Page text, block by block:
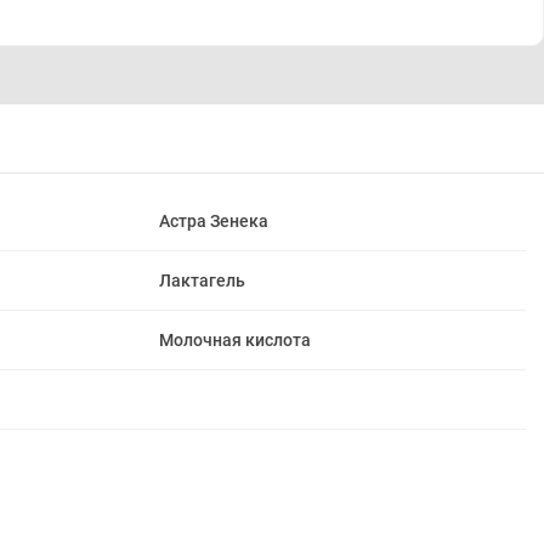
Астра Зенека
Лактагель
Молочная кислота